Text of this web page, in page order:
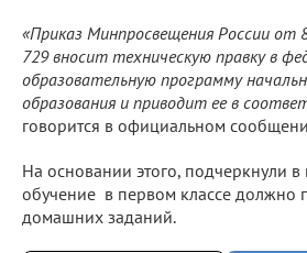
«Приказ Минпросвещения России от
729 вносит техническую правку в
образовательную программу
образования и приводит ее в
говорится в официальном
На основании этого, подчеркнули в
обучение в первом классе должно
домашних заданий.